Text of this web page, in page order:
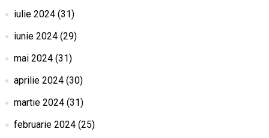
iulie 2024(31)
iunie 2024(29)
mai 2024(31)
aprilie 2024(30)
martie 2024(31)
februarie 2024(25)